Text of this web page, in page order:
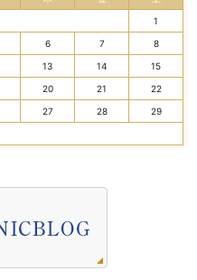
1
6 7 8
13 14 15
20 21 22
27 28 29